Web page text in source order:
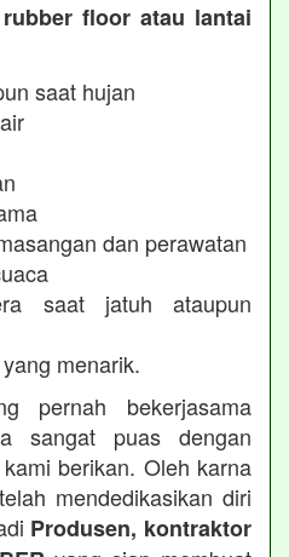
floor atau lantai
saat hujan
dan perawatan
saat jatuh ataupun
menarik.
pernah bekerjasama
sangat puas dengan
berikan. Oleh karna
mendedikasikan diri
Produsen, kontraktor